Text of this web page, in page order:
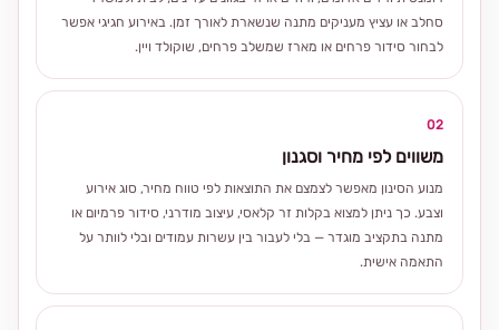
סחלב או עציץ מעניקים מתנה שנשארת לאורך זמן. באירוע חגיגי אפשר
לבחור סידור פרחים או מארז שמשלב פרחים, שוקולד ויין.
02
משווים לפי מחיר וסגנון
מנוע הסינון מאפשר לצמצם את התוצאות לפי טווח מחיר, סוג אירוע
וצבע. כך ניתן למצוא בקלות זר קלאסי, עיצוב מודרני, סידור פרמיום או
מתנה בתקציב מוגדר — בלי לעבור בין עשרות עמודים ובלי לוותר על
התאמה אישית.